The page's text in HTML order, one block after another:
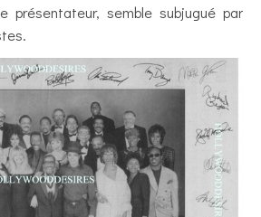
présentateur, semble subjugué par